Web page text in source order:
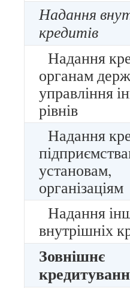
Надання
кредитів
Надання
органам
управління
рівнів
Надання
установам,
організаціям
Надання
внутрішніх
Зовнішнє